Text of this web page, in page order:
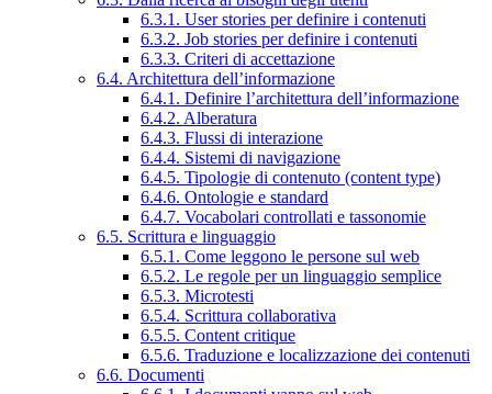
6.3.1. User stories per definire i contenuti
6.3.2. Job stories per definire i contenuti
6.3.3. Criteri di accettazione
6.4. Architettura dell’informazione
6.4.1. Definire l’architettura dell’informazione
6.4.2. Alberatura
6.4.3. Flussi di interazione
6.4.4. Sistemi di navigazione
6.4.5. Tipologie di contenuto (content type)
6.4.6. Ontologie e standard
6.4.7. Vocabolari controllati e tassonomie
6.5. Scrittura e linguaggio
6.5.1. Come leggono le persone sul web
6.5.2. Le regole per un linguaggio semplice
6.5.3. Microtesti
6.5.4. Scrittura collaborativa
6.5.5. Content critique
6.5.6. Traduzione e localizzazione dei contenuti
6.6. Documenti